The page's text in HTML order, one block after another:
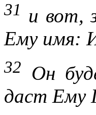
31 и вот,
Ему имя:
32
Он
даст Ему